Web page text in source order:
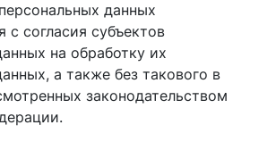
данных
с согласия субъектов
на обработку их
а также без такового в
законодательством